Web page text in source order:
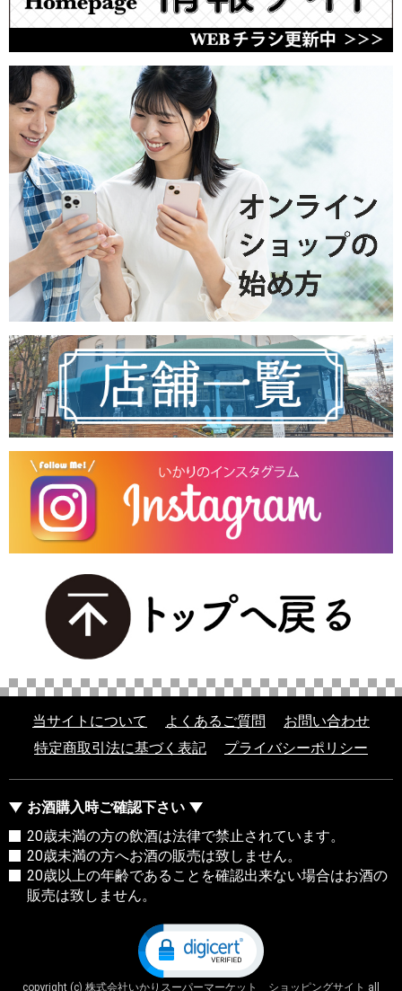
当サイトについて よくあるご質問
お問い合わせ
特定商取引法に基づく表記
プライバシーポリシー
お酒購入時ご確認下さい
20歳未満の方の飲酒は法律で禁止されています。
20歳未満の方へお酒の販売は致しません。
20歳以上の年齢であることを確認出来ない場合はお酒の
販売は致しません。
copyright (c) 株式会社いかりスーパーマーケット ショッピングサイト all